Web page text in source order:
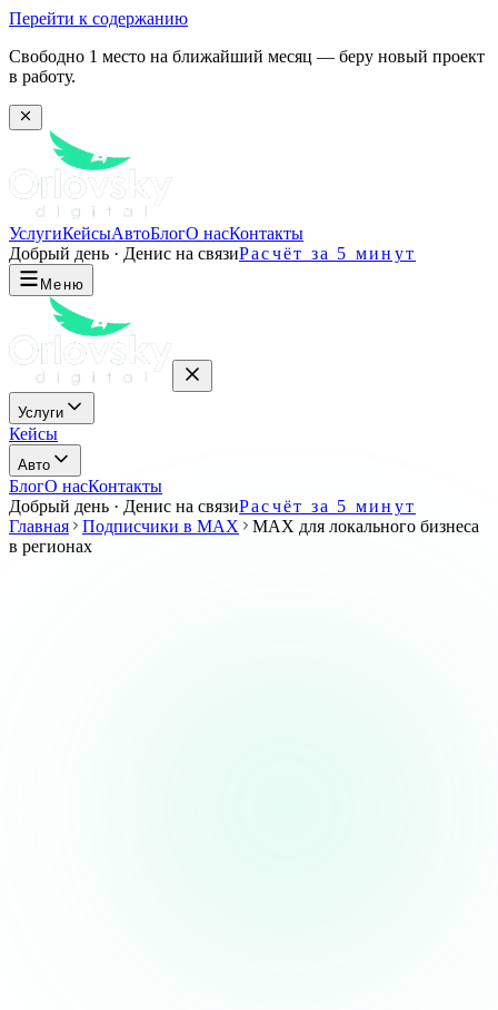
Перейти к содержанию
Свободно 1 место на ближайший месяц — беру новый проект
в работу.
УслугиКейсыАвтоБлогО насКонтакты
Добрый день · Денис на связиРасчёт за 5 минут
Меню
Услуги
Кейсы
Авто
БлогО насКонтакты
Добрый день · Денис на связиРасчёт за 5 минут
Главная
Подписчики в MAX
MAX для локального бизнеса
в регионах